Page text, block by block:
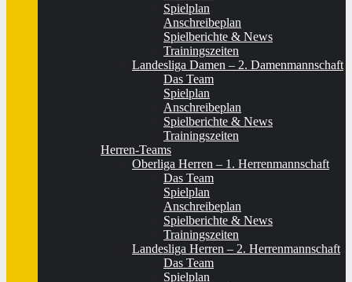
Spielplan
Anschreibeplan
Spielberichte & News
Trainingszeiten
Landesliga Damen – 2. Damenmannschaft
Das Team
Spielplan
Anschreibeplan
Spielberichte & News
Trainingszeiten
Herren-Teams
Oberliga Herren – 1. Herrenmannschaft
Das Team
Spielplan
Anschreibeplan
Spielberichte & News
Trainingszeiten
Landesliga Herren – 2. Herrenmannschaft
Das Team
Spielplan